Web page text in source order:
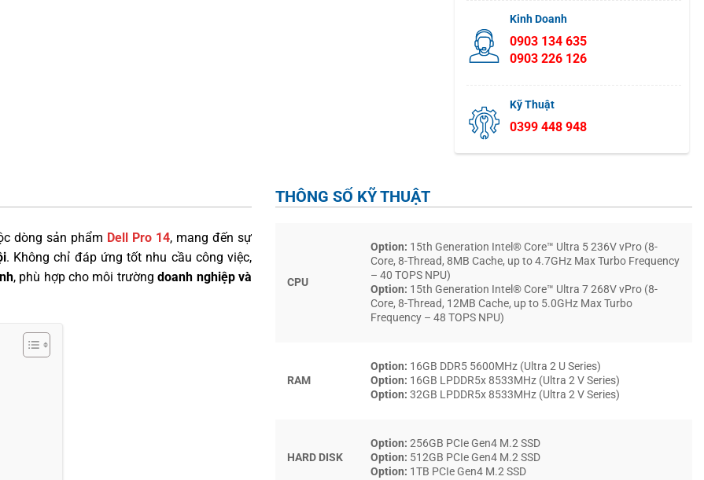
Kinh Doanh
0903 134 635
0903 226 126
Kỹ Thuật
0399 448 948
dòng sản phẩm Dell Pro 14, mang đến sự
. Không chỉ đáp ứng tốt nhu cầu công việc,
, phù hợp cho môi trườngdoanh nghiệp và
THÔNG SỐ KỸ THUẬT
CPU
Option: 15th Generation Intel® Core™ Ultra 5 236V vPro (8-
Core, 8-Thread, 8MB Cache, up to 4.7GHz Max Turbo Frequency
– 40 TOPS NPU)
Option: 15th Generation Intel® Core™ Ultra 7 268V vPro (8-
Core, 8-Thread, 12MB Cache, up to 5.0GHz Max Turbo
Frequency – 48 TOPS NPU)
RAM
Option: 16GB DDR5 5600MHz (Ultra 2 U Series)
Option: 16GB LPDDR5x 8533MHz (Ultra 2 V Series)
Option: 32GB LPDDR5x 8533MHz (Ultra 2 V Series)
HARD DISK
Option: 256GB PCIe Gen4 M.2 SSD
Option: 512GB PCIe Gen4 M.2 SSD
Option: 1TB PCIe Gen4 M.2 SSD